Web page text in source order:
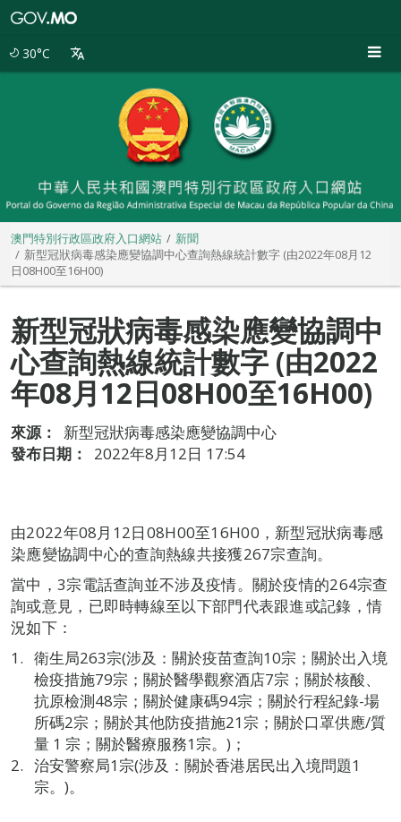
30°C
澳門特別行政區政府入口網站
新聞
新型冠狀病毒感染應變協調中心查詢熱線統計數字 (由2022年08月12
日08H00至16H00)
新型冠狀病毒感染應變協調中
心查詢熱線統計數字 (由2022
年08月12日08H00至16H00)
來源：
新型冠狀病毒感染應變協調中心
發布日期：
2022年8月12日 17:54
由2022年08月12日08H00至16H00，新型冠狀病毒感
染應變協調中心的查詢熱線共接獲267宗查詢。
當中，3宗電話查詢並不涉及疫情。關於疫情的264宗查
詢或意見，已即時轉線至以下部門代表跟進或記錄，情
況如下：
衛生局263宗(涉及：關於疫苗查詢10宗；關於出入境
檢疫措施79宗；關於醫學觀察酒店7宗；關於核酸、
抗原檢測48宗；關於健康碼94宗；關於行程紀錄-場
所碼2宗；關於其他防疫措施21宗；關於口罩供應/質
量 1 宗；關於醫療服務1宗。)；
治安警察局1宗(涉及：關於香港居民出入境問題1
宗。)。